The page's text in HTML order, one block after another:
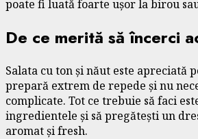
poate fi luată foarte ușor la birou
De ce merită să încerci
Salata cu ton și năut este apreciată
prepară extrem de repede și nu
complicate. Tot ce trebuie să faci
ingredientele și să pregătești un
aromat și fresh.